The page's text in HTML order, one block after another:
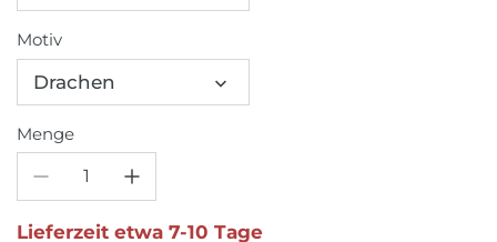
Motiv
Drachen
Menge
Lieferzeit etwa 7-10 Tage